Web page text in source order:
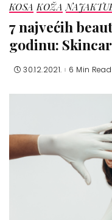
KOSA KOŽA
7 najvećih
godinu:
30.12.2021. 6 Min Read